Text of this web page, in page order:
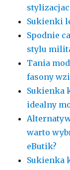
Sukienki
Spodnie
stylu
Tania
fasony
Sukienka
idealny
warto
eButik?
Sukienka